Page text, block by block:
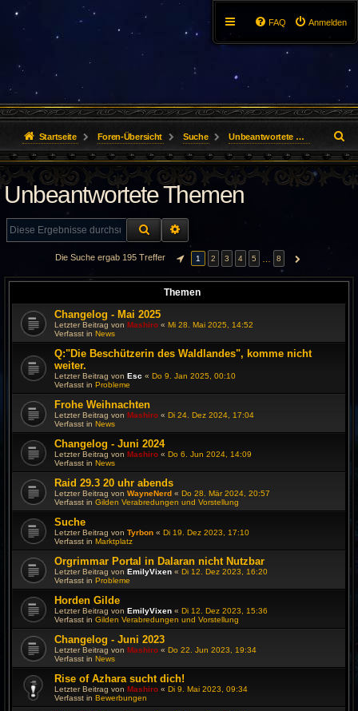
Anmelden
FAQ
Startseite Foren-Übersicht Suche Unbeantwortete Themen
u
c
Unbeantwortete Themen
SUCHE
Die Suche ergab 195 Treffer SEITE VON
1 2 3 4 5 8 NÄCHSTE
Themen
Changelog - Mai 2025
Letzter Beitrag von Mashiro « Mi 28. Mai 2025, 14:52
Verfasst in News
Q:"Die Beschützerin des Waldlandes", komme nicht
weiter.
Letzter Beitrag von Esc « Do 9. Jan 2025, 00:10
Verfasst in Probleme
Frohe Weihnachten
Letzter Beitrag von Mashiro « Di 24. Dez 2024, 17:04
Verfasst in News
Changelog - Juni 2024
Letzter Beitrag von Mashiro « Do 6. Jun 2024, 14:09
Verfasst in News
Raid 29.3 20 uhr abends
Letzter Beitrag von WayneNerd « Do 28. Mär 2024, 20:57
Verfasst in Gilden Verabredungen und Vorstellung
Suche
Letzter Beitrag von Tyrbon « Di 19. Dez 2023, 17:10
Verfasst in Marktplatz
Orgrimmar Portal in Dalaran nicht Nutzbar
Letzter Beitrag von EmilyVixen « Di 12. Dez 2023, 16:20
Verfasst in Probleme
Horden Gilde
Letzter Beitrag von EmilyVixen « Di 12. Dez 2023, 15:36
Verfasst in Gilden Verabredungen und Vorstellung
Changelog - Juni 2023
Letzter Beitrag von Mashiro « Do 22. Jun 2023, 19:34
Verfasst in News
Rise of Azhara sucht dich!
Letzter Beitrag von Mashiro « Di 9. Mai 2023, 09:34
Verfasst in Bewerbungen